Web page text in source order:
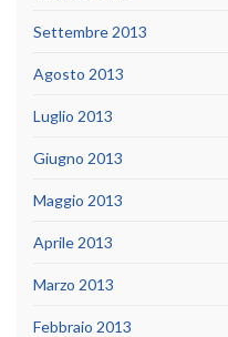
Settembre 2013
Agosto 2013
Luglio 2013
Giugno 2013
Maggio 2013
Aprile 2013
Marzo 2013
Febbraio 2013